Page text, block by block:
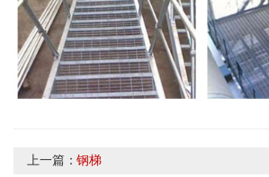
上一篇：钢梯